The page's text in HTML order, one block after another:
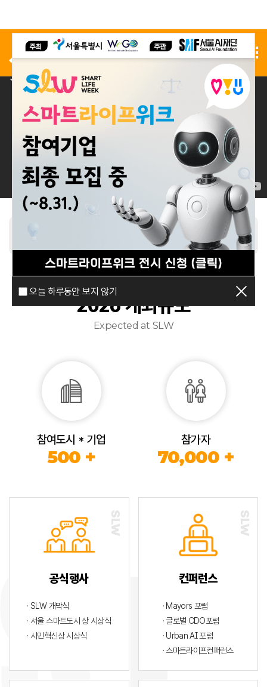
오늘 하루동안 보지 않기
사전 등록 전시 신청
2026 개최규모
Expected at SLW
참여도시 * 기업
500 +
참가자
70,000 +
공식행사
· SLW 개막식
· 서울 스마트도시 상 시상식
· 시민혁신상 시상식
컨퍼런스
· Mayors 포럼
· 글로벌 CDO포럼
· Urban AI 포럼
· 스마트라이프컨퍼런스